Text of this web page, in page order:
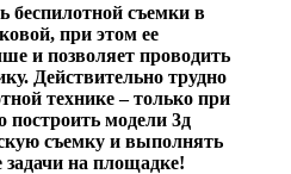
беспилотной съемки в
при этом ее
и позволяет проводить
Действительно трудно
технике – только при
модели 3д
съемку и выполнять
на площадке!